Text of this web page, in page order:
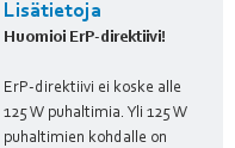
Lisätietoja
Huomioi ErP-direktiivi!
ErP-direktiivi ei koske alle
125 W puhaltimia. Yli 125 W
puhaltimien kohdalle on